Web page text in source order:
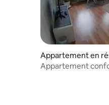
Appartement en
Appartement